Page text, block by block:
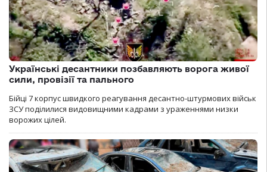
Українські десантники позбавляють ворога живої
сили, провізії та пального
Бійці 7 корпус швидкого реагування десантно-штурмових військ
ЗСУ поділилися видовищними кадрами з ураженнями низки
ворожих цілей.